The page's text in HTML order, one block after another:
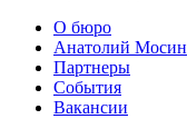
О бюро
Анатолий Мосин
Партнеры
События
Вакансии